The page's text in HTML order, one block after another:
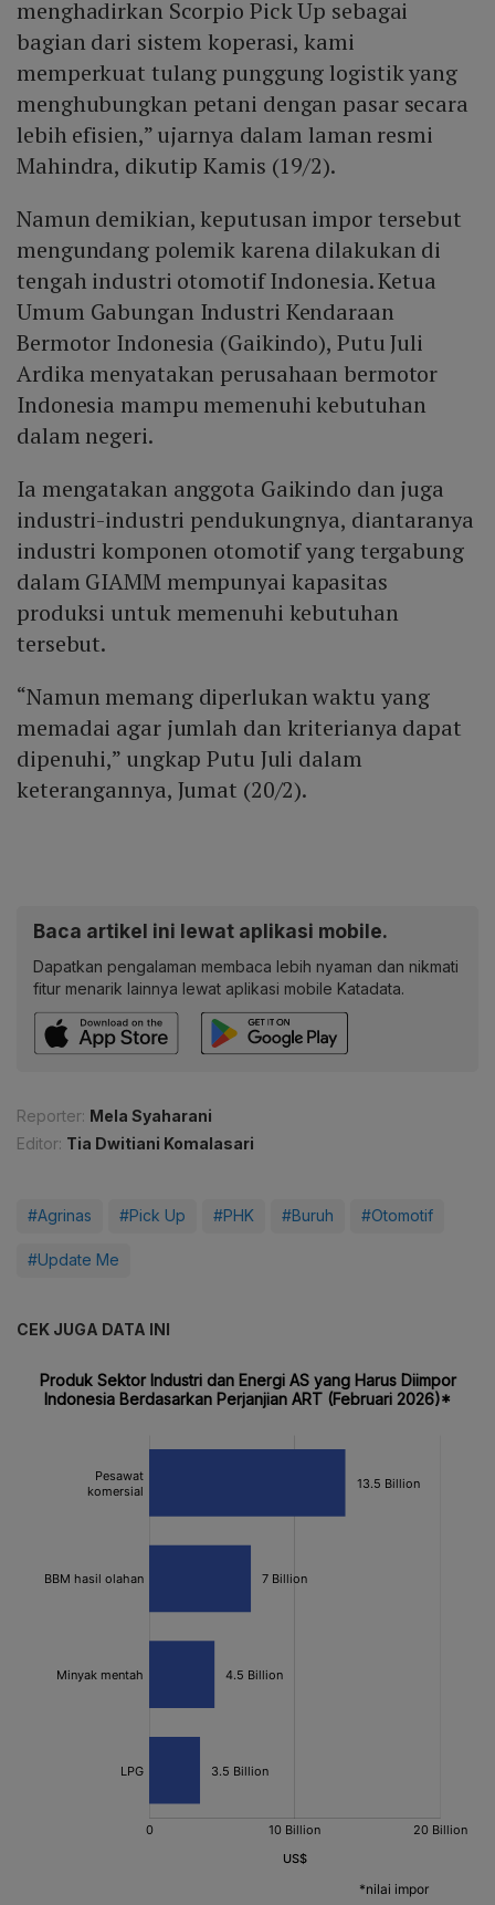
menghadirkan Scorpio Pick Up sebagai
bagian dari sistem koperasi, kami
memperkuat tulang punggung logistik yang
menghubungkan petani dengan pasar secara
lebih efisien,” ujarnya dalam laman resmi
Mahindra, dikutip Kamis (19/2).
Namun demikian, keputusan impor tersebut
mengundang polemik karena dilakukan di
tengah industri otomotif Indonesia. Ketua
Umum Gabungan Industri Kendaraan
Bermotor Indonesia (Gaikindo), Putu Juli
Ardika menyatakan perusahaan bermotor
Indonesia mampu memenuhi kebutuhan
dalam negeri.
Ia mengatakan anggota Gaikindo dan juga
industri-industri pendukungnya, diantaranya
industri komponen otomotif yang tergabung
dalam GIAMM mempunyai kapasitas
produksi untuk memenuhi kebutuhan
tersebut.
“Namun memang diperlukan waktu yang
memadai agar jumlah dan kriterianya dapat
dipenuhi,” ungkap Putu Juli dalam
keterangannya, Jumat (20/2).
Baca artikel ini lewat aplikasi mobile.
Dapatkan pengalaman membaca lebih nyaman dan nikmati
fitur menarik lainnya lewat aplikasi mobile Katadata.
Reporter: Mela Syaharani
Editor: Tia Dwitiani Komalasari
#Agrinas #Pick Up #PHK #Buruh #Otomotif
#Update Me
CEK JUGA DATA INI